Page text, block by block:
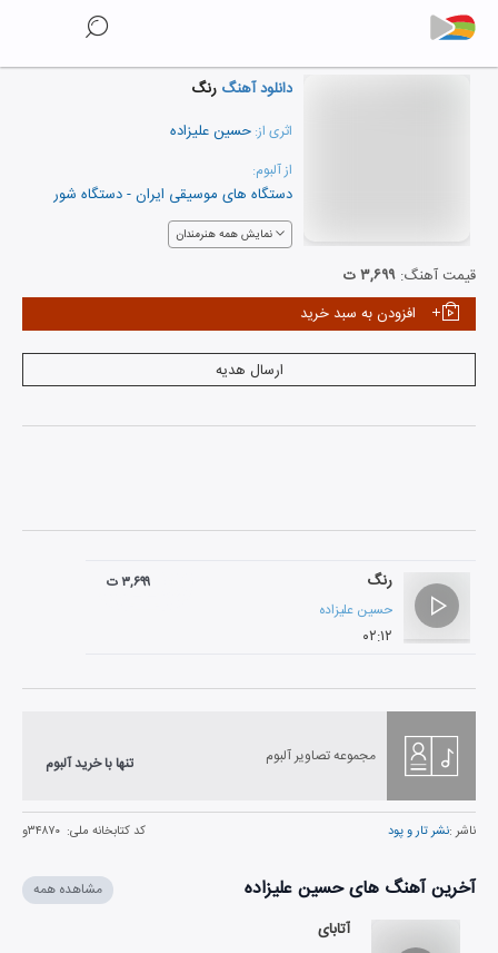
دانلود آهنگ رنگ
اثری از: حسین علیزاده
از آلبوم:
دستگاه های موسیقی ایران - دستگاه شور
نمایش همه هنرمندان
قیمت آهنگ: ۳,۶۹۹ ت
افزودن به سبد خرید
ارسال هدیه
رنگ
حسین علیزاده
۰۲:۱۲
۳,۶۹۹ ت
مجموعه تصاویر آلبوم تنها با خرید آلبوم
ناشر :نشر تار و پود کد کتابخانه ملی: ۳۴۸۷۰و
آخرین آهنگ های حسین علیزاده مشاهده همه
آتابای